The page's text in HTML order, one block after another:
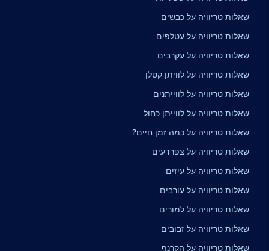
שאלות טריוויה על כבשים
שאלות טריוויה על עטלפים
שאלות טריוויה על עקרבים
שאלות טריוויה על לוויתן קטלן
שאלות טריוויה על לווייתנים
שאלות טריוויה על לווייתן כחול
שאלות טריוויה על כמה זמן חיים?
שאלות טריוויה על צפרדעים
שאלות טריוויה על עיזים
שאלות טריוויה על עורבים
שאלות טריוויה על למורים
שאלות טריוויה על זבובים
שאלות טריוויה על הקרנף